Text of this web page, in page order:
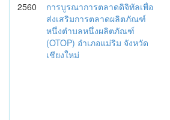
2560
การบูรณาการตลาดดิจิทัลเพื่อ
ส่งเสริมการตลาดผลิตภัณฑ์
หนึ่งตำบลหนึ่งผลิตภัณฑ์
(OTOP) อำเภอแม่ริม จังหวัด
เชียงใหม่